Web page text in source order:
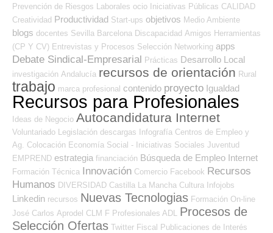
Prevención de Riesgos Laborales ocio Iniciativas Públicas CALIDAD
Creatividad Productividad Start-ups objetivos Medio Ambiente
blogs docentes Sevilla Barcelona Discapacidad Amigos Herramientas
(CP Y CV) Entrevistas y Procesos Selección Networking apps
Debate Sindical-Empresarial Prácticas Desarrollo Local
investigación Andalucía recursos de orientación Rural
trabajo marca profesional contenido proyecto Igualdad
Recursos para Profesionales
Ideas de Negocio Autocandidatura Internet
Voluntariado Legislación descargas Infografía Centros de Empleo y
Ag. Colocación Economía Social - Iniciativas Sociales Juventud
EMPREND estrategia financiación Búsqueda de Empleo Internet
Formación Técnica Innovación Comercio Facebook Recursos
Humanos DIVERSIDAD Castilla La Mancha Cultura Infojobs
Linkedin recursos Nuevas Tecnologias Formación On-line
José Carlos Aprodel CLM F Profesionales ADL
Procesos de
Selección Ofertas Twitter Fiscal Publicaciones de Interés